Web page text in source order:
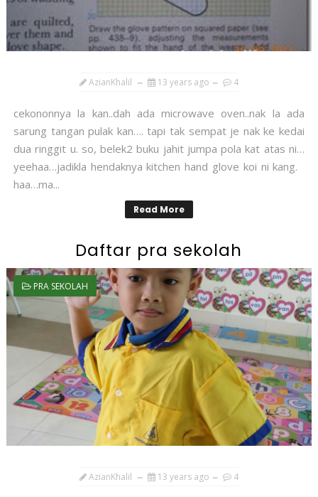
AzianKhalil 13 years ago 4
cekononnya la kan..dah ada microwave oven..nak la ada
sarung tangan pulak kan…. tapi tak sempat je nak ke kedai
dua ringgit u. so, belek2 buku jahit jumpa pola kat atas ni…
yeehaa…jadikla hendaknya kitchen hand glove koi ni kang.
haa…ma...
Read More
Daftar pra sekolah
PRA SEKOLAH
AzianKhalil 13 years ago 4